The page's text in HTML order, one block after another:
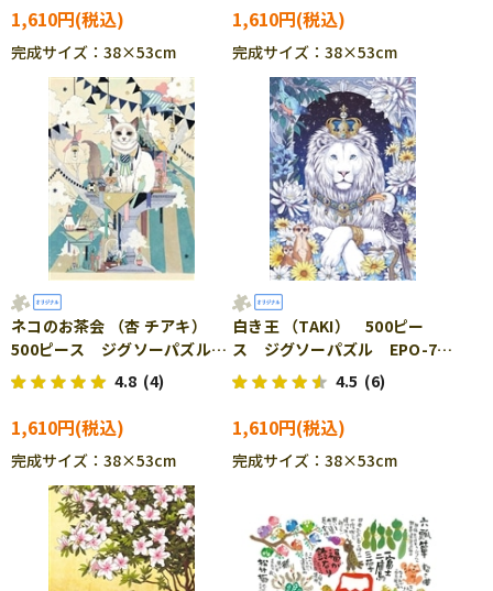
1,610円
完成サイズ：38×53cm
1,610円
完成サイズ：38×53cm
ネコのお茶会 （杏 チアキ）
500ピース ジグソーパズル
EPO-79-138s 4.8 (4)
1,610円
完成サイズ：38×53cm
白き王 （TAKI） 500ピー
ス ジグソーパズル EPO-79-
139s
4.5 (6)
1,610円
完成サイズ：38×53cm